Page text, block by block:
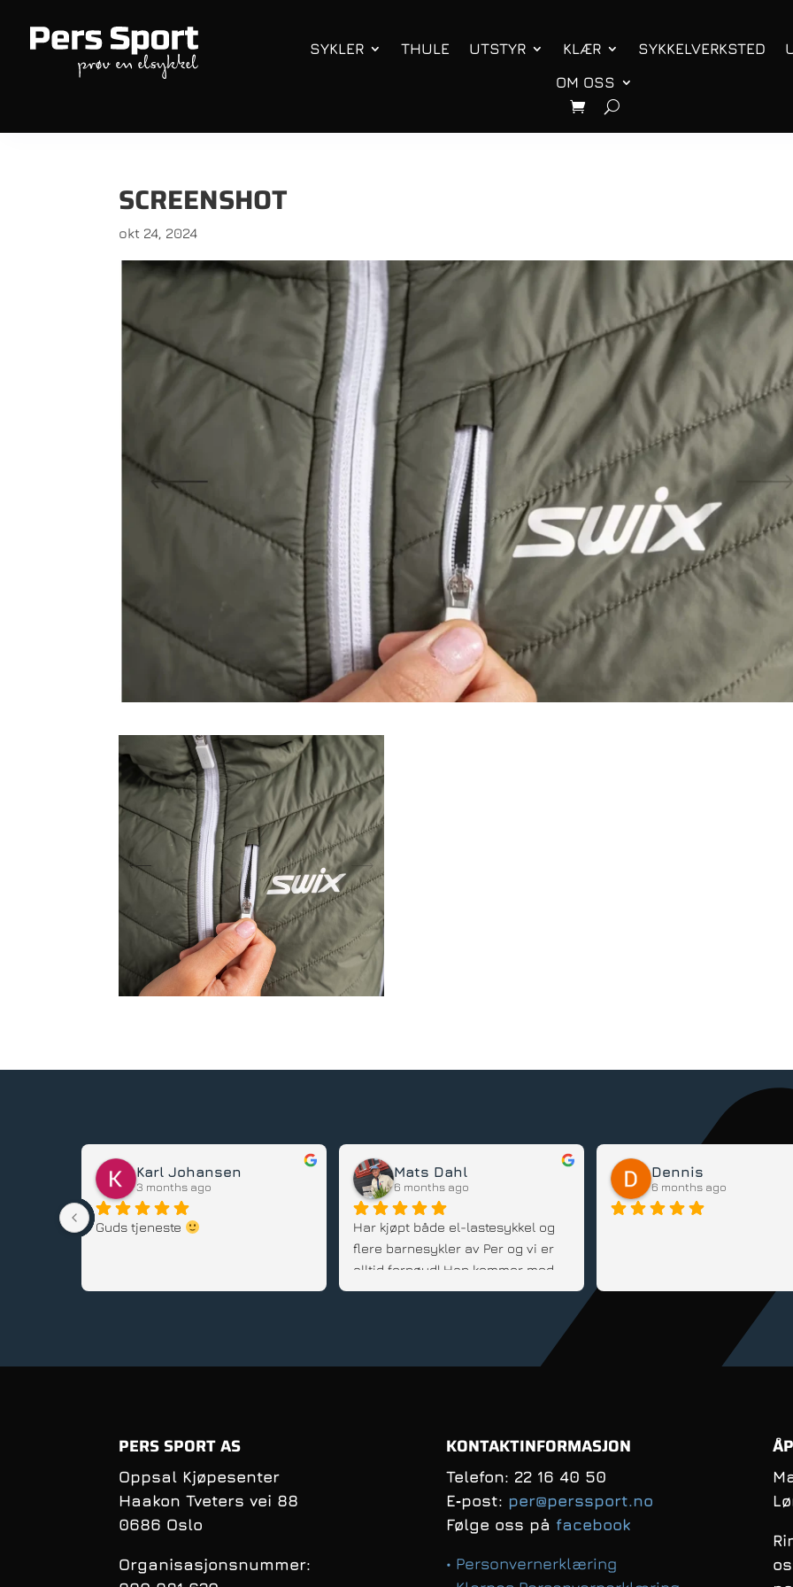
SYKLER THULE UTSTYR KLÆR SYKKELVERKSTED
OM OSS
SCREENSHOT
okt 24, 2024
Karl Johansen
3 months ago
Guds tjeneste
Mats Dahl
6 months ago
Har kjøpt både el-lastesykkel og
flere barnesykler av Per og vi er
alltid fornøyd! Han kommer med
gode råd, er fleksibel og veldig
Dennis
6 months ago
PERS SPORT AS
Oppsal Kjøpesenter
Haakon Tveters vei 88
0686 Oslo
Organisasjonsnummer:
KONTAKTINFORMASJON
Telefon: 22 16 40 50
E‑post: per@perssport.no
Følge oss på facebook
• Personvernerklæring